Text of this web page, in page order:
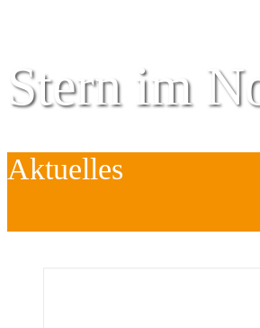
Stern im
Zentrum für
Aktuelles